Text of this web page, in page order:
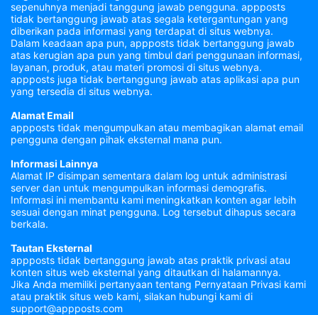
sepenuhnya menjadi tanggung jawab pengguna. appposts
tidak bertanggung jawab atas segala ketergantungan yang
diberikan pada informasi yang terdapat di situs webnya.
Dalam keadaan apa pun, appposts tidak bertanggung jawab
atas kerugian apa pun yang timbul dari penggunaan informasi,
layanan, produk, atau materi promosi di situs webnya.
appposts juga tidak bertanggung jawab atas aplikasi apa pun
yang tersedia di situs webnya.
Alamat Email
appposts tidak mengumpulkan atau membagikan alamat email
pengguna dengan pihak eksternal mana pun.
Informasi Lainnya
Alamat IP disimpan sementara dalam log untuk administrasi
server dan untuk mengumpulkan informasi demografis.
Informasi ini membantu kami meningkatkan konten agar lebih
sesuai dengan minat pengguna. Log tersebut dihapus secara
berkala.
Tautan Eksternal
appposts tidak bertanggung jawab atas praktik privasi atau
konten situs web eksternal yang ditautkan di halamannya.
Jika Anda memiliki pertanyaan tentang Pernyataan Privasi kami
atau praktik situs web kami, silakan hubungi kami di
support@appposts.com